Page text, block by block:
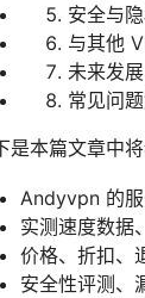
安全与
与其他
未来发
常见问题
是本篇文章中
Andyvpn 的
实测速度数据
价格、折扣、
安全性评测、